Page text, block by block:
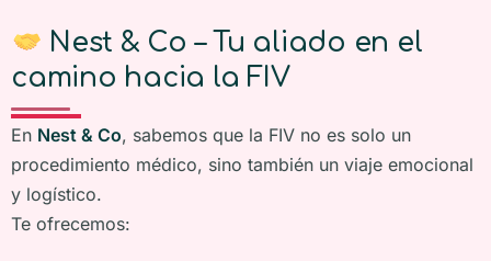
Nest & Co – Tu aliado en el
camino hacia la FIV
En Nest & Co, sabemos que la FIV no es solo un
procedimiento médico, sino también un viaje emocional
y logístico.
Te ofrecemos: